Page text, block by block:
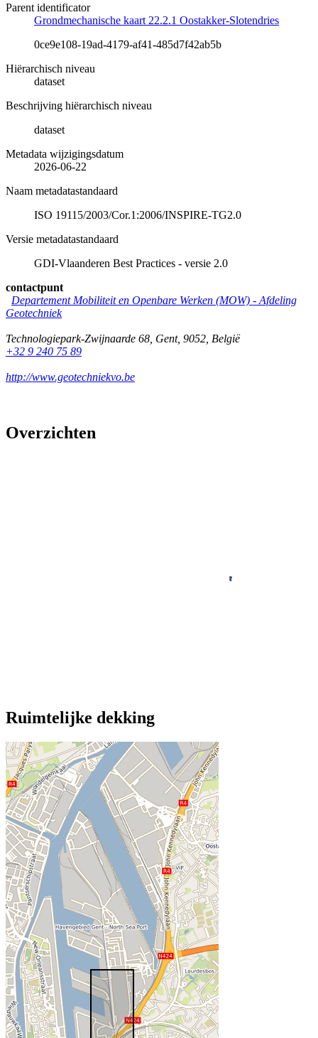
Parent identificator
Grondmechanische kaart 22.2.1 Oostakker-Slotendries
0ce9e108-19ad-4179-af41-485d7f42ab5b
Hiërarchisch niveau
dataset
Beschrijving hiërarchisch niveau
dataset
Metadata wijzigingsdatum
2026-06-22
Naam metadatastandaard
ISO 19115/2003/Cor.1:2006/INSPIRE-TG2.0
Versie metadatastandaard
GDI-Vlaanderen Best Practices - versie 2.0
contactpunt
Departement Mobiliteit en Openbare Werken (MOW) - Afdeling
Geotechniek
Technologiepark-Zwijnaarde 68 Gent, 9052 België
+32 9 240 75 89
http://www.geotechniekvo.be
Overzichten
Ruimtelijke dekking